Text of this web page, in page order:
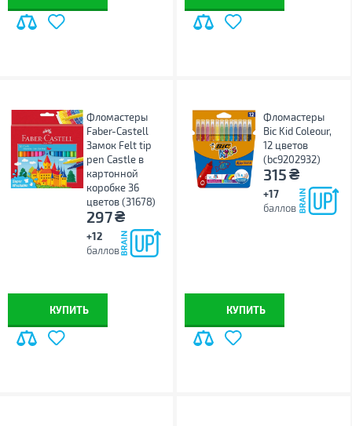
Фломастеры
Faber-Castell
Замок Felt tip
pen Castle в
картонной
коробке 36
цветов (31678)
297₴
+12
баллов
КУПИТЬ
Фломастеры
Bic Kid Coleour,
12 цветов
(bc9202932)
315₴
+17
баллов
КУПИТЬ